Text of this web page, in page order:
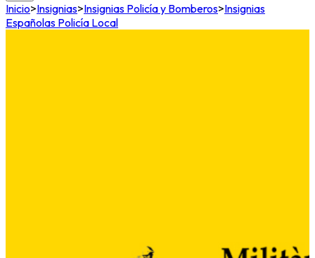
Inicio>Insignias>Insignias Policía y Bomberos>Insignias
Españolas Policía Local